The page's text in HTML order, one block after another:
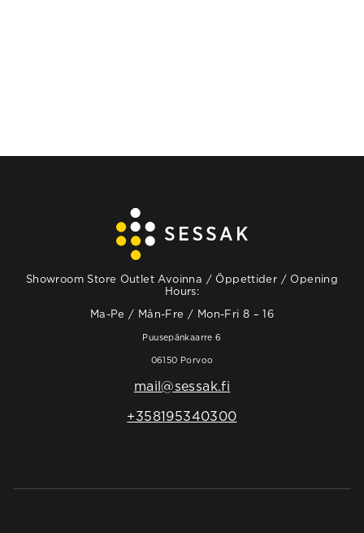
Showroom Store Outlet Avoinna / Öppettider / Opening
Hours:
Ma-Pe / Mån-Fre / Mon-Fri 8 – 16
Puusepänkaarre 6
06150 Porvoo
mail@sessak.fi
+358195340300